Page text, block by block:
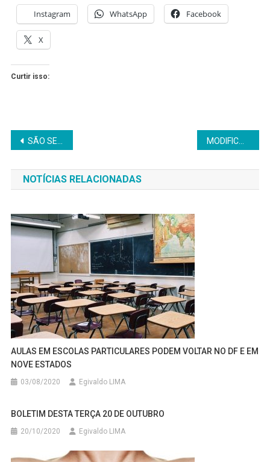
E
Instagram WhatsApp Facebook
X
Curtir isso:
Navegação
de
Post
SÃO SEB. DO PASSÉ: PROTESTOS SEGUEM NA ZONA RURAL
NOTÍCIAS RELACIONADAS
AULAS EM ESCOLAS PARTICULARES PODEM VOLTAR NO DF E EM
NOVE ESTADOS
03/08/2020 Egivaldo LIMA
BOLETIM DESTA TERÇA 20 DE OUTUBRO
20/10/2020 Egivaldo LIMA